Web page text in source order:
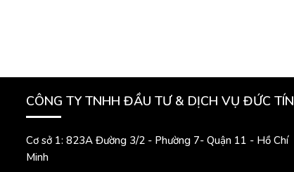
CÔNG TY TNHH ĐẦU TƯ & DỊCH VỤ ĐỨC TÍN
Cơ sở 1: 823A Đường 3/2 - Phường 7- Quận 11 - Hồ Chí
Minh